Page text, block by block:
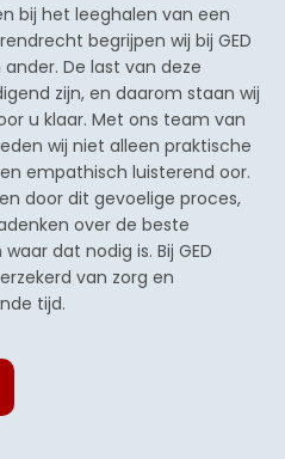
bij het leeghalen van een
begrijpen wij bij GED
De last van deze
zijn, en daarom staan wij
u klaar. Met ons team van
wij niet alleen praktische
empathisch luisterend oor.
door dit gevoelige proces,
over de beste
dat nodig is. Bij GED
van zorg en
tijd.